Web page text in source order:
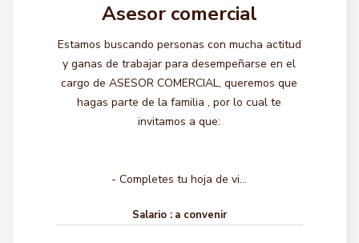
Asesor comercial
Estamos buscando personas con mucha actitud
y ganas de trabajar para desempeñarse en el
cargo de ASESOR COMERCIAL, queremos que
hagas parte de la familia , por lo cual te
invitamos a que:
- Completes tu hoja de vi...
Salario : a convenir